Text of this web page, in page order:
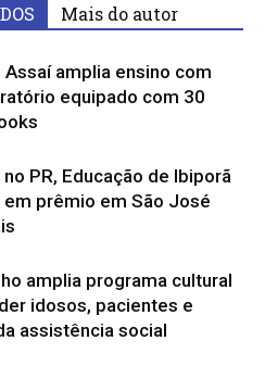
Mais do autor
Assaí amplia ensino com
equipado com 30
PR, Educação de Ibiporã
em prêmio em São José
amplia programa cultural
idosos, pacientes e
assistência social